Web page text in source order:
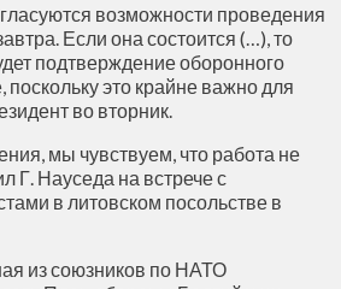
возможности проведения
Если она состоится (…), то
подтверждение оборонного
поскольку это крайне важно для
во вторник.
мы чувствуем, что работа не
Г. Науседа на встрече с
в литовском посольстве в
из союзников по НАТО